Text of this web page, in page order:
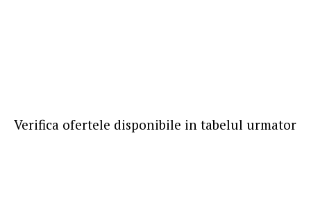
Verifica ofertele disponibile in tabelul urmator